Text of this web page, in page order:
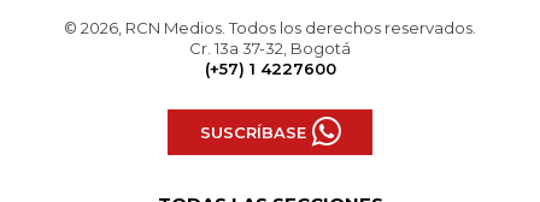
© 2026, RCN Medios. Todos los derechos reservados.
Cr. 13a 37-32, Bogotá
(+57) 1 4227600
SUSCRÍBASE